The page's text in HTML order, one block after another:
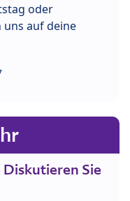
oder
auf deine
Sie